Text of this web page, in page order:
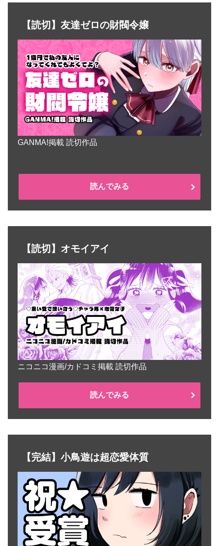
【読切】友達ゼロの財閥令嬢
GANMA!掲載 読切作品
読んでみる
【読切】オモイアイ
ニコニコ漫画/カドコミ掲載 読切作品
読んでみる
【完結】小鳥遊は超恋愛体質